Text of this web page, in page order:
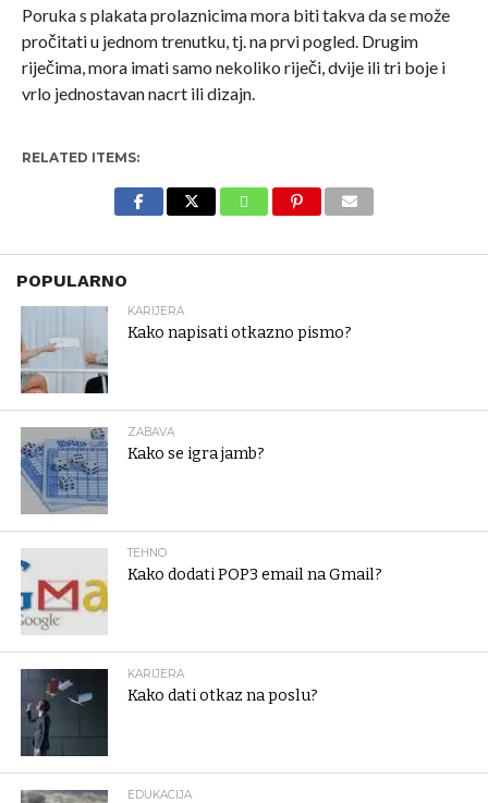
Poruka s plakata prolaznicima mora biti takva da se može
pročitati u jednom trenutku, tj. na prvi pogled. Drugim
riječima, mora imati samo nekoliko riječi, dvije ili tri boje i
vrlo jednostavan nacrt ili dizajn.
RELATED ITEMS:
POPULARNO
KARIJERA
Kako napisati otkazno pismo?
ZABAVA
Kako se igra jamb?
TEHNO
Kako dodati POP3 email na Gmail?
KARIJERA
Kako dati otkaz na poslu?
EDUKACIJA